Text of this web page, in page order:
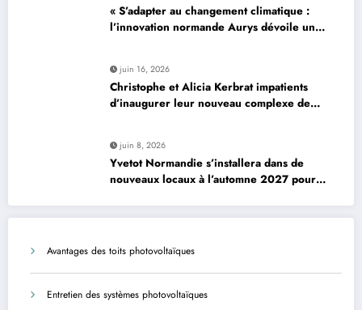
« S’adapter au changement climatique :
l’innovation normande Aurys dévoile un
juin 16, 2026
Christophe et Alicia Kerbrat impatients
d’inaugurer leur nouveau complexe de
juin 8, 2026
Yvetot Normandie s’installera dans de
nouveaux locaux à l’automne 2027 pour
Avantages des toits photovoltaïques
Entretien des systèmes photovoltaïques